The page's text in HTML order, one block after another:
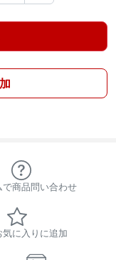
で商品問い合わせ
に入りに追加